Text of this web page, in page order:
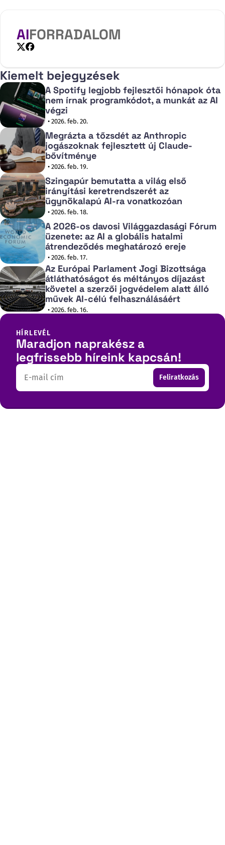
AIFORRADALOM
Kiemelt bejegyzések
A Spotify legjobb fejlesztői hónapok óta
nem írnak programkódot, a munkát az AI
végzi
• 2026. feb. 20.
Megrázta a tőzsdét az Anthropic
jogászoknak fejlesztett új Claude-
bővítménye
• 2026. feb. 19.
Szingapúr bemutatta a világ első
irányítási keretrendszerét az
ügynökalapú AI-ra vonatkozóan
• 2026. feb. 18.
A 2026-os davosi Világgazdasági Fórum
üzenete: az AI a globális hatalmi
átrendeződés meghatározó ereje
• 2026. feb. 17.
Az Európai Parlament Jogi Bizottsága
átláthatóságot és méltányos díjazást
követel a szerzői jogvédelem alatt álló
művek AI-célú felhasználásáért
• 2026. feb. 16.
HÍRLEVÉL
Maradjon naprakész a
legfrissebb híreink kapcsán!
Email Feliratkozás